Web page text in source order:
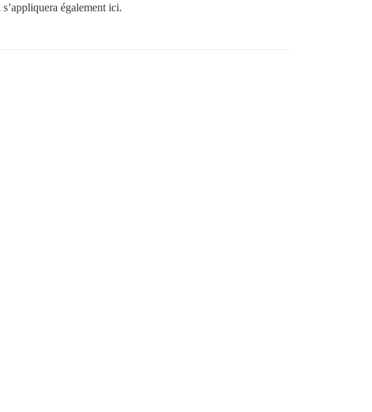
également ici.